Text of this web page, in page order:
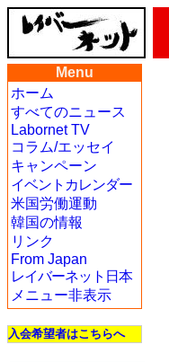
Menu
ホーム
すべてのニュース
Labornet TV
コラム/エッセイ
キャンペーン
イベントカレンダー
米国労働運動
韓国の情報
リンク
From Japan
レイバーネット日本
メニュー非表示
入会希望者はこちらへ